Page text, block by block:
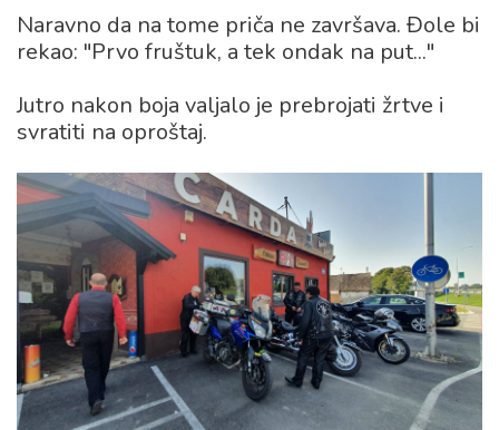
Naravno da na tome priča ne završava. Đole bi
rekao: "Prvo fruštuk, a tek ondak na put..."
Jutro nakon boja valjalo je prebrojati žrtve i
svratiti na oproštaj.